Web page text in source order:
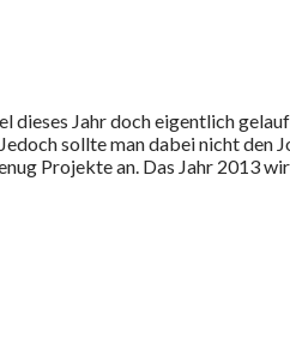
dieses Jahr doch eigentlich
sollte man dabei nicht den
Projekte an. Das Jahr 2013